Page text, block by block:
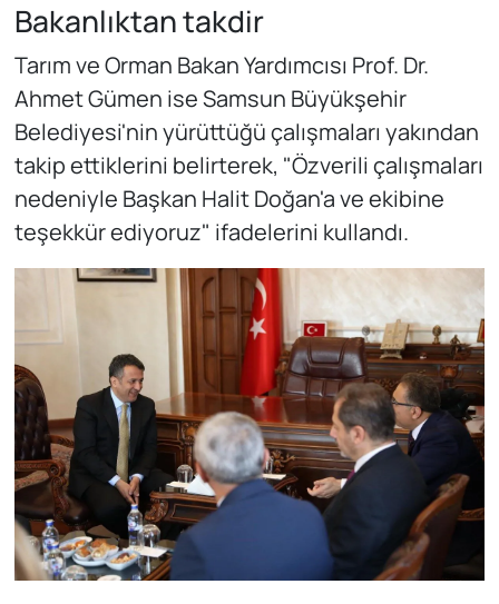
Bakanlıktan takdir
Tarım ve Orman Bakan Yardımcısı Prof. Dr.
Ahmet Gümen ise Samsun Büyükşehir
Belediyesi'nin yürüttüğü çalışmaları yakından
takip ettiklerini belirterek, "Özverili çalışmaları
nedeniyle Başkan Halit Doğan'a ve ekibine
teşekkür ediyoruz" ifadelerini kullandı.